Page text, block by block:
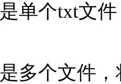
单个txt文
多个文件